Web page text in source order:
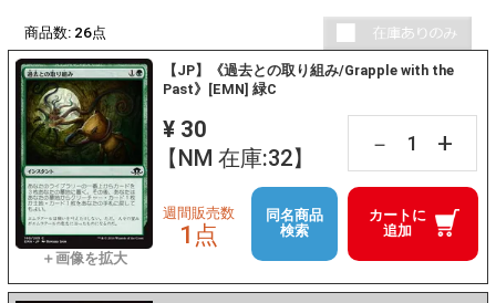
商品数: 26点
【JP】《過去との取り組み/Grapple with the
Past》[EMN] 緑C
¥ 30
【NM 在庫:32】
－ +
カートに
追加
週間販売数
1点
同名商品
検索